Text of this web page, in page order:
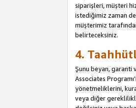
siparişleri, müşteri
istediğimiz zaman
müşterimiz
belirteceksiniz.
4.
Şunu beyan, garanti
Associates
yönetmeliklerini,
veya diğer